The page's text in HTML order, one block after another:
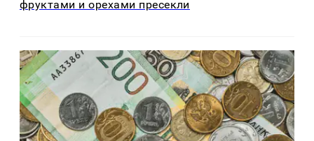
фруктами и орехами пресекли